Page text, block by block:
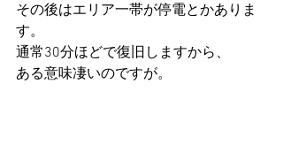
その後はエリア一帯が停電とかありま
す。
通常30分ほどで復旧しますから、
ある意味凄いのですが。